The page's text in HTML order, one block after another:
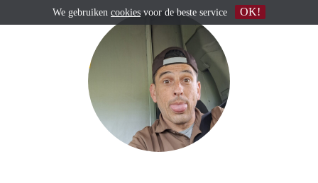
We gebruiken cookies voor de beste service OK!